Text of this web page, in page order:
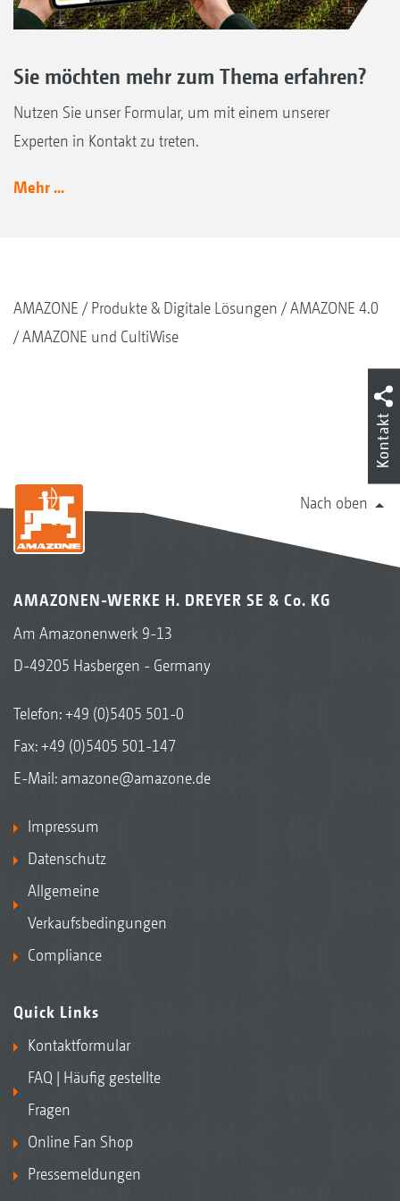
Sie möchten mehr zum Thema erfahren?
Nutzen Sie unser Formular, um mit einem unserer
Experten in Kontakt zu treten.
Mehr ...
AMAZONE Produkte & Digitale Lösungen
AMAZONE 4.0
AMAZONE und CultiWise
Nach oben
AMAZONEN-WERKE H. DREYER SE & Co. KG
Am Amazonenwerk 9-13
D-49205 Hasbergen - Germany
Telefon:+49 (0)5405 501-0
Fax: +49 (0)5405 501-147
E-Mail: amazone@amazone.de
Impressum
Datenschutz
Allgemeine
Verkaufsbedingungen
Compliance
Quick Links
Kontaktformular
FAQ | Häufig gestellte
Fragen
Online Fan Shop
Pressemeldungen
Kontakt